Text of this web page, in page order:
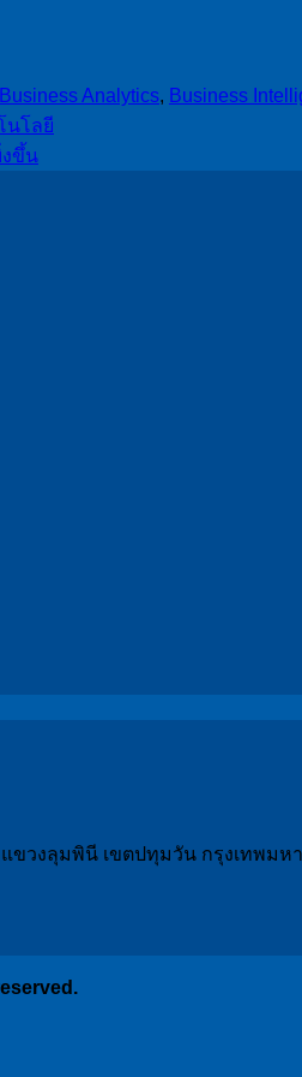
Business Analytics, Business
นโลยี
ขึ้น
ขวงลุมพินี เขตปทุมวัน กรุงเทพมห